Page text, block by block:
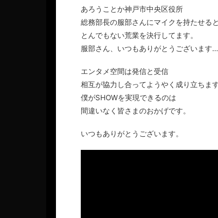
あろうことか神戸市中央区役所
総務部長の服部さんにマイクを持たせる
とんでもない荒業を決行してます。
服部さん、いつもありがとうございます…
エンタメ空間は発信と受信
相互が協力し合ってようやく成り立ちます
僕がSHOWを実現できるのは
間違いなく皆さまのおかげです。
いつもありがとうございます。